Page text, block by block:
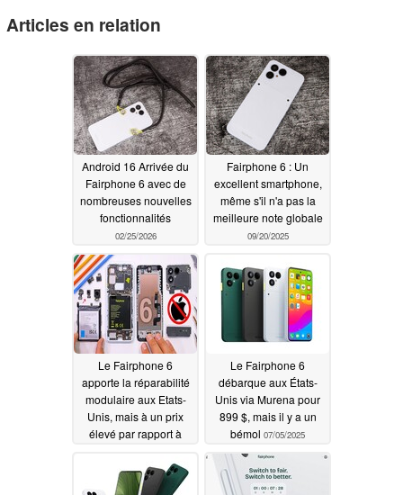
Articles en relation
Android 16 Arrivée du
Fairphone 6 avec de
nombreuses nouvelles
fonctionnalités
02/25/2026
Fairphone 6 : Un
excellent smartphone,
même s'il n'a pas la
meilleure note globale
09/20/2025
Le Fairphone 6
apporte la réparabilité
modulaire aux Etats-
Unis, mais à un prix
élevé par rapport à
JerryRigEverything
07/27/2025
Le Fairphone 6
débarque aux États-
Unis via Murena pour
899 $, mais il y a un
bémol 07/05/2025